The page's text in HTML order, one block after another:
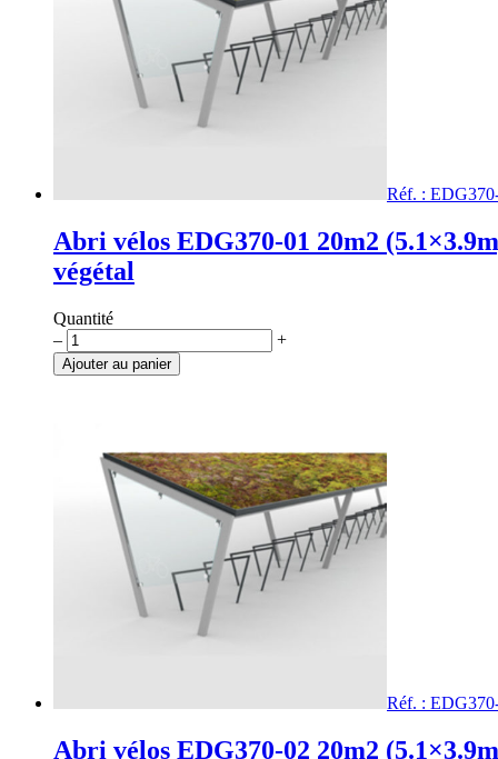
Réf. :
Abri vélos EDG370-01 20m2
végétal
Quantité
quantité
de
Abri
(5.1x3.9m)
– +
Ajouter au panier
Réf. :
Abri vélos EDG370-02 20m2